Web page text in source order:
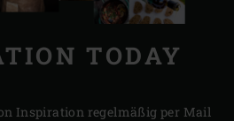
TODAY
Inspiration regelmäßig per Mail